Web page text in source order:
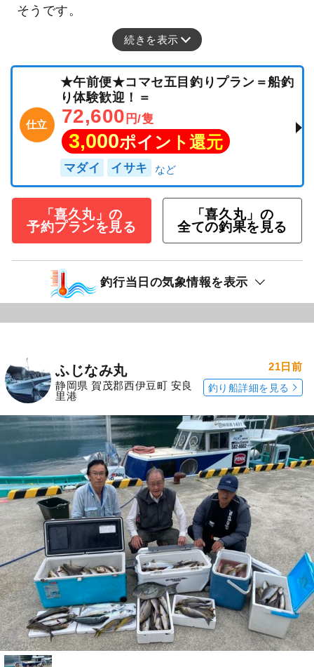
そうです。
続きを表示
仕立
★午前便★コマセ五目釣りプラン＝船釣
り体験歓迎！＝
72,600 円/隻
3,000ポイント還元
マダイ イサキ
「喜久丸」の
予約プランを見る
「喜久丸」の
全ての釣果を見る
釣行当日の気象情報を表示
ふじなみ丸
静岡県 賀茂郡西伊豆町 安良
里港
21日前
釣り船詳細を見る